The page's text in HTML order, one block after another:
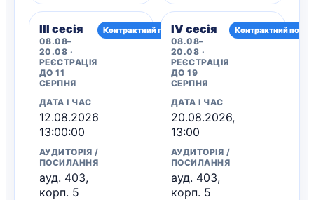
III сесія
08.08–
20.08 ·
РЕЄСТРАЦІЯ
ДО 11
СЕРПНЯ
Контрактний потік
ДАТА І ЧАС
12.08.2026
13:00:00
АУДИТОРІЯ /
ПОСИЛАННЯ
ауд. 403,
корп. 5
IV сесія
08.08–
20.08 ·
РЕЄСТРАЦІЯ
ДО 19
СЕРПНЯ
Контрактний потік
ДАТА І ЧАС
20.08.2026,
13:00
АУДИТОРІЯ /
ПОСИЛАННЯ
ауд. 403,
корп. 5